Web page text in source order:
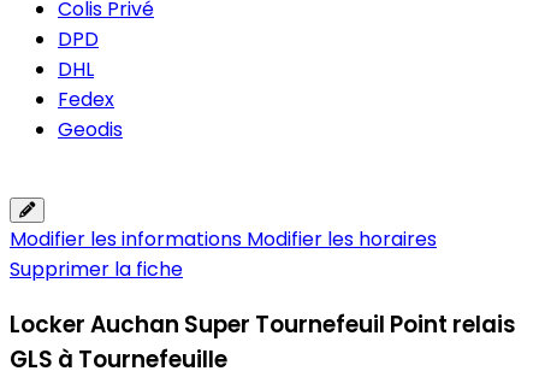
Colis Privé
DPD
DHL
Fedex
Geodis
Modifier les informations Modifier les horaires
Supprimer la fiche
Locker Auchan Super Tournefeuil Point relais
GLS à Tournefeuille